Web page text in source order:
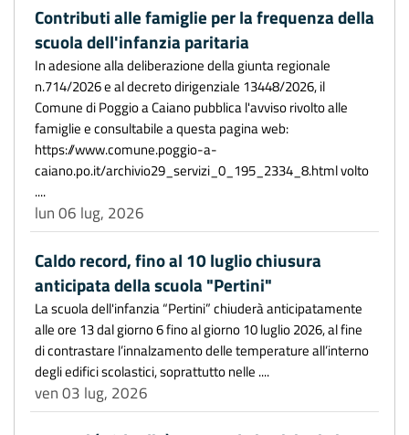
Contributi alle famiglie per la frequenza della
scuola dell'infanzia paritaria
In adesione alla deliberazione della giunta regionale
n.714/2026 e al decreto dirigenziale 13448/2026, il
Comune di Poggio a Caiano pubblica l'avviso rivolto alle
famiglie e consultabile a questa pagina web:
https://www.comune.poggio-a-
caiano.po.it/archivio29_servizi_0_195_2334_8.html volto
....
lun 06 lug, 2026
Caldo record, fino al 10 luglio chiusura
anticipata della scuola "Pertini"
La scuola dell'infanzia “Pertini” chiuderà anticipatamente
alle ore 13 dal giorno 6 fino al giorno 10 luglio 2026, al fine
di contrastare l’innalzamento delle temperature all’interno
degli edifici scolastici, soprattutto nelle ....
ven 03 lug, 2026